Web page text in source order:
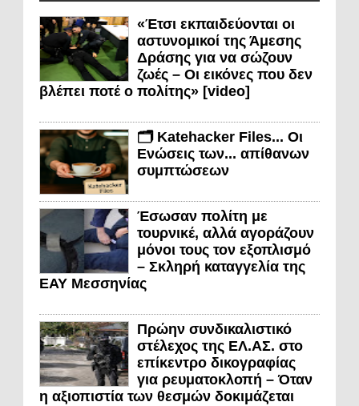
«Έτσι εκπαιδεύονται οι
αστυνομικοί της Άμεσης
Δράσης για να σώζουν
ζωές – Οι εικόνες που δεν
βλέπει ποτέ ο πολίτης» [video]
🗂️ Katehacker Files... Οι
Ενώσεις των... απίθανων
συμπτώσεων
Έσωσαν πολίτη με
τουρνικέ, αλλά αγοράζουν
μόνοι τους τον εξοπλισμό
– Σκληρή καταγγελία της
ΕΑΥ Μεσσηνίας
Πρώην συνδικαλιστικό
στέλεχος της ΕΛ.ΑΣ. στο
επίκεντρο δικογραφίας
για ρευματοκλοπή – Όταν
η αξιοπιστία των θεσμών δοκιμάζεται